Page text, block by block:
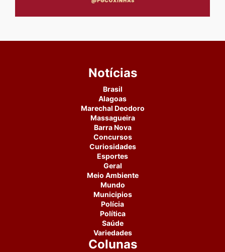
Notícias
Brasil
Alagoas
Marechal Deodoro
Massagueira
Barra Nova
Concursos
Curiosidades
Esportes
Geral
Meio Ambiente
Mundo
Municipios
Polícia
Política
Saúde
Variedades
Colunas